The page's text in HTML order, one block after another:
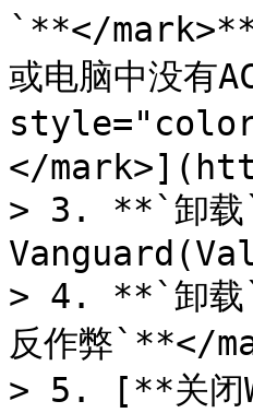
`**</mark>**(
或电脑中没有
</
> 3. **`卸
> 4. **`卸
反作弊`**</
> 5. [**关闭